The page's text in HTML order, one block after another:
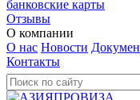
банковские карты
Отзывы
О компании
О нас Новости
Контакты